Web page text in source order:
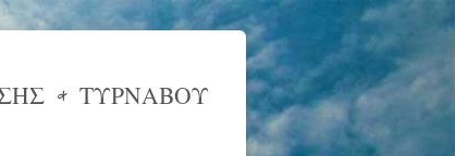
& ΤΥΡΝΑΒΟΥ